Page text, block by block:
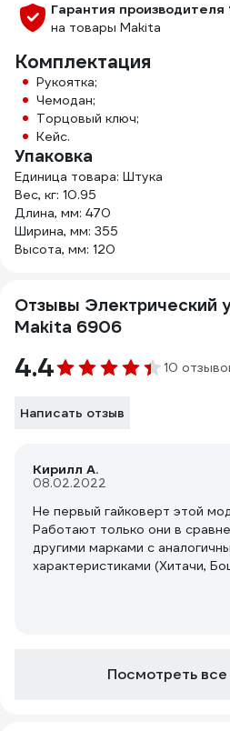
Гарантия производителя
на товары Makita
Комплектация
Рукоятка;
Чемодан;
Торцовый ключ;
Кейс.
Упаковка
Единица товара: Штука
Вес, кг: 10.95
Длина, мм: 470
Ширина, мм: 355
Высота, мм: 120
Отзывы Электрический
Makita 6906
4.4 10
Написать отзыв
Кирилл А.
08.02.2022
Не первый гайковерт этой
Работают только они в
другими марками с
характеристиками (Хитачи,
такими уже на протяжении 15
Посмотреть